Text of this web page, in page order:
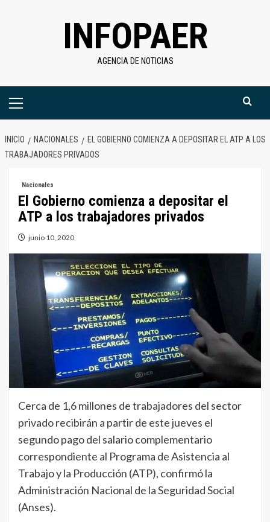
INFOPAER
AGENCIA DE NOTICIAS
Menú
INICIO NACIONALES
EL GOBIERNO COMIENZA A DEPOSITAR EL ATP A LOS
TRABAJADORES PRIVADOS
Nacionales
El Gobierno comienza a depositar el
ATP a los trabajadores privados
junio 10, 2020
Cerca de 1,6 millones de trabajadores del sector
privado recibirán a partir de este jueves el
segundo pago del salario complementario
correspondiente al Programa de Asistencia al
Trabajo y la Producción (ATP), confirmó la
Administración Nacional de la Seguridad Social
(Anses).